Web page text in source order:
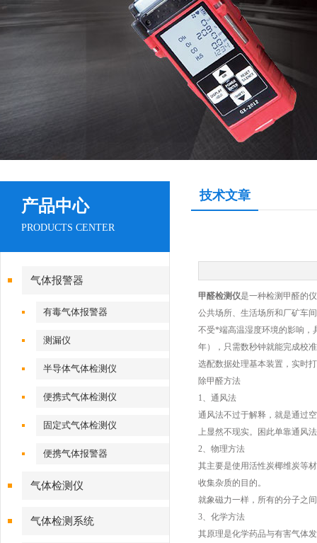
产品中心
PRODUCTS CENTER
气体报警器
有毒气体报警器
测漏仪
半导体气体检测仪
便携式气体检测仪
固定式气体检测仪
便携气体报警器
气体检测仪
气体检测系统
技术文章
甲醛检测仪是一种检测甲醛的
公共场所、生活场所和厂矿车
不受*端高温湿度环境的影响，
年），只需数秒钟就能完成校
选配数据处理基本装置，实时
除甲醛方法
1、通风法
通风法不过于解释，就是通过
上显然不现实。困此单靠通风
2、物理方法
其主要是使用活性炭椰维炭等
收集杂质的目的。
就象磁力一样，所有的分子之
3、化学方法
其原理是化学药品与有害气体